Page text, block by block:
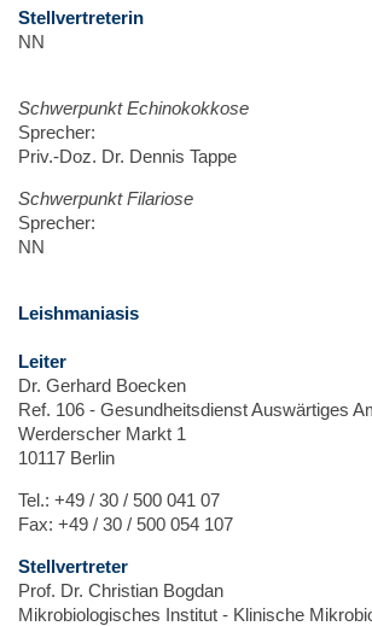
Stellvertreterin
NN
Schwerpunkt Echinokokkose
Sprecher:
Priv.-Doz. Dr. Dennis Tappe
Schwerpunkt Filariose
Sprecher:
NN
Leishmaniasis
Leiter
Dr. Gerhard Boecken
Ref. 106 - Gesundheitsdienst Auswärtiges
Werderscher Markt 1
10117 Berlin
Tel.: +49 / 30 / 500 041 07
Fax: +49 / 30 / 500 054 107
Stellvertreter
Prof. Dr. Christian Bogdan
Mikrobiologisches Institut - Klinische